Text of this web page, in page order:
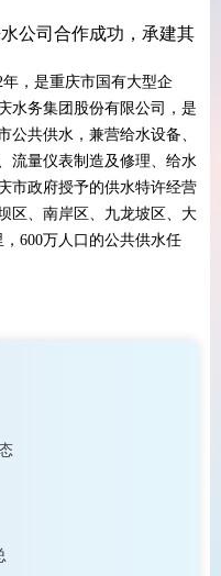
公司合作成功，承建其
，是重庆市国有大型企
水务集团股份有限公司，是
公共供水，兼营给水设备、
流量仪表制造及修理、给水
市政府授予的供水特许经营
区、南岸区、九龙坡区、大
600万人口的公共供水任